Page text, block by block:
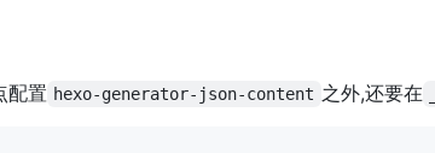
配置 hexo-generator-json-content 之外,还要在